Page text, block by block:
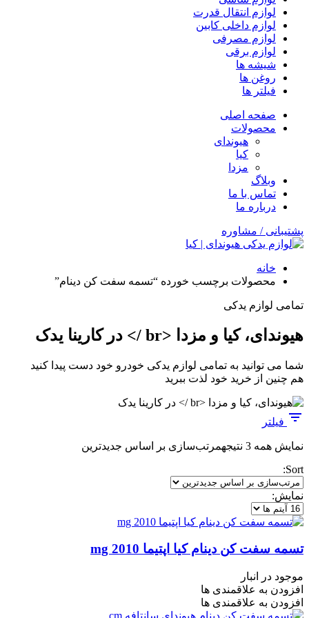
لوازم انتقال قدرت
لوازم داخلی کابین
لوازم مصرفی
لوازم برقی
شیشه ها
روغن ها
فیلتر ها
صفحه اصلی
محصولات
هیوندای
کیا
مزدا
وبلاگ
تماس با ما
درباره ما
پشتیبانی / مشاوره
خانه
محصولات برچسب خورده “تسمه سفت کن دینام”
تمامی لوازم یدکی
هیوندای، کیا و مزدا <br /> در کارینا یدک
شما می توانید به تمامی لوازم یدکی خودرو خود دست پیدا کنید
هم چنین از خرید خود لذت ببرید
فیلتر
نمایش همه 3 نتیجه
مرتب‌سازی بر اساس جدیدترین
Sort:
نمایش:
تسمه سفت کن دینام کیا اپتیما mg 2010
موجود در انبار
افزودن به علاقمندی ها
افزودن به علاقمندی ها